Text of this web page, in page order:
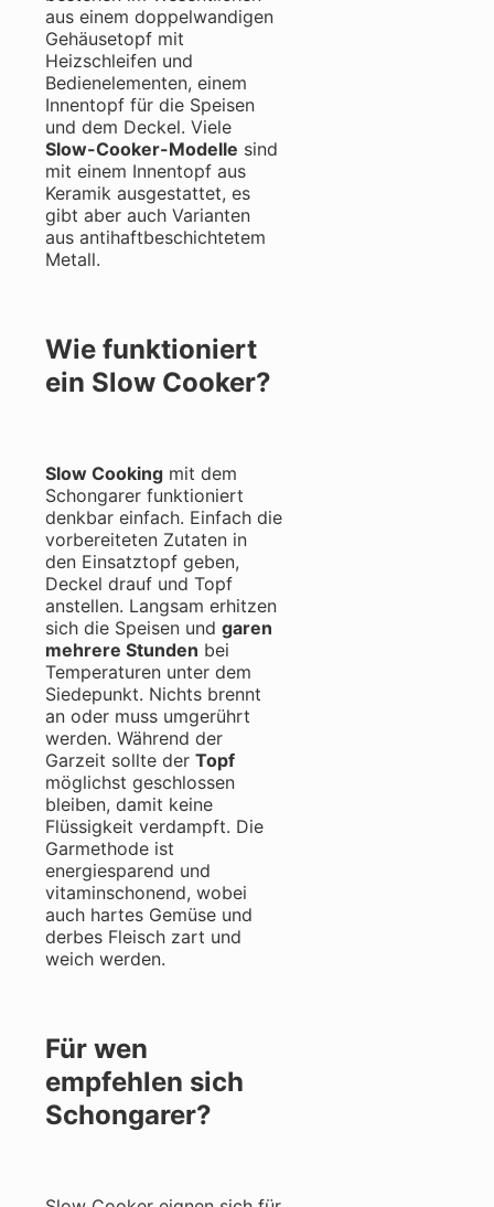
aus einem doppelwandigen
Gehäusetopf mit
Heizschleifen und
Bedienelementen, einem
Innentopf für die Speisen
und dem Deckel. Viele
Slow-Cooker-Modelle sind
mit einem Innentopf aus
Keramik ausgestattet, es
gibt aber auch Varianten
aus antihaftbeschichtetem
Metall.
Wie funktioniert
ein Slow Cooker?
Slow Cooking mit dem
Schongarer funktioniert
denkbar einfach. Einfach die
vorbereiteten Zutaten in
den Einsatztopf geben,
Deckel drauf und Topf
anstellen. Langsam erhitzen
sich die Speisen und garen
mehrere Stunden bei
Temperaturen unter dem
Siedepunkt. Nichts brennt
an oder muss umgerührt
werden. Während der
Garzeit sollte der Topf
möglichst geschlossen
bleiben, damit keine
Flüssigkeit verdampft. Die
Garmethode ist
energiesparend und
vitaminschonend, wobei
auch hartes Gemüse und
derbes Fleisch zart und
weich werden.
Für wen
empfehlen sich
Schongarer?